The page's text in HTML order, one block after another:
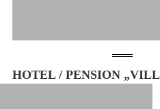
HOTEL / PENSION